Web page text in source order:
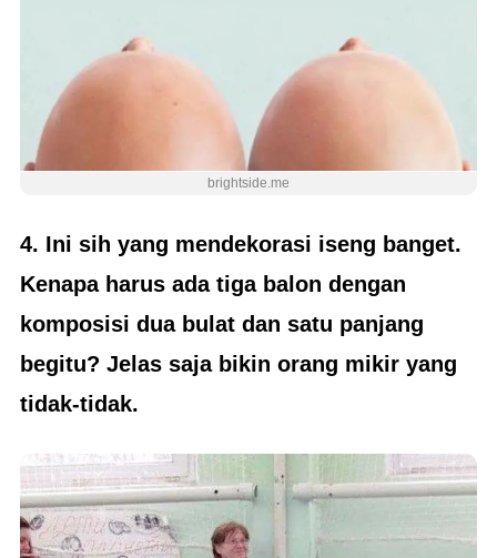
brightside.me
4. Ini sih yang mendekorasi iseng banget.
Kenapa harus ada tiga balon dengan
komposisi dua bulat dan satu panjang
begitu? Jelas saja bikin orang mikir yang
tidak-tidak.